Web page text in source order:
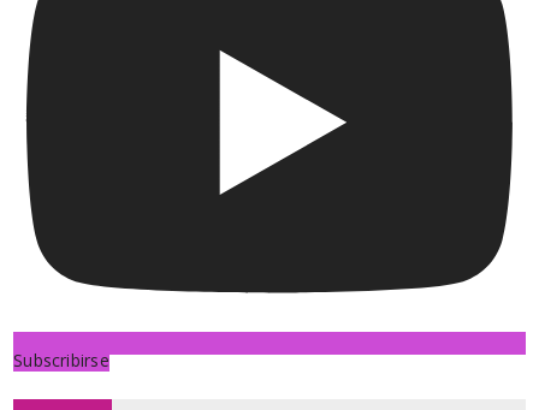
Subscribirse